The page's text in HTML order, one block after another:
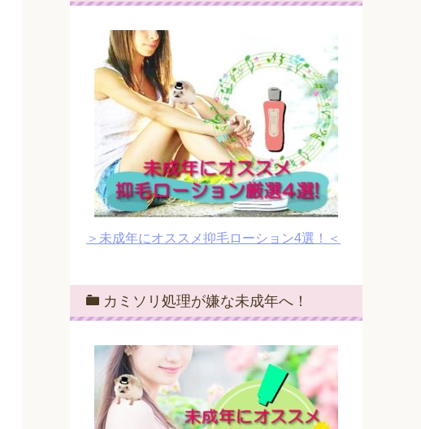
＞未成年にオススメ抑毛ローション4選！＜
カミソリ処理が嫌な未成年へ！